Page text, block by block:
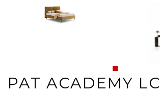
PAT ACADEMY LC